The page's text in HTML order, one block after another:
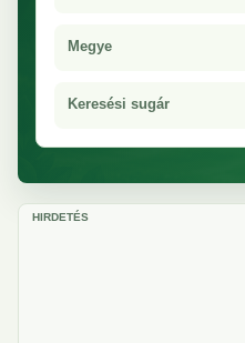
Megye
Keresési sugár
HIRDETÉS